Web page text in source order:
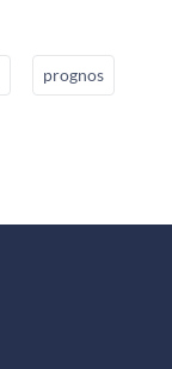
prognos